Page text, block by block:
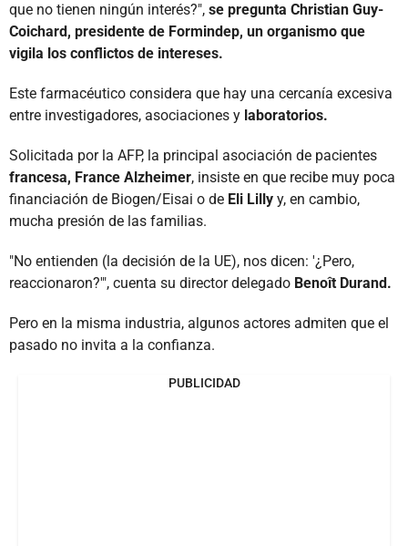
que no tienen ningún interés?", se pregunta Christian Guy-
Coichard, presidente de Formindep, un organismo que
vigila los conflictos de intereses.
Este farmacéutico considera que hay una cercanía excesiva
entre investigadores, asociaciones y laboratorios.
Solicitada por la AFP, la principal asociación de pacientes
francesa, France Alzheimer, insiste en que recibe muy poca
financiación de Biogen/Eisai o de Eli Lilly y, en cambio,
mucha presión de las familias.
"No entienden (la decisión de la UE), nos dicen: '¿Pero,
reaccionaron?'", cuenta su director delegado Benoît Durand.
Pero en la misma industria, algunos actores admiten que el
pasado no invita a la confianza.
PUBLICIDAD